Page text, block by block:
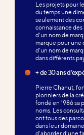
Les projets pour
du temps une
seulement des
connaissance
d’un nom de
marque pour
d’un nom de
dans différents
+ de 30 ans
Pierre Chanut,
pionniers de la
fondé en 1986 sa
noms. Les
ont tous des
dans leur
d’aborder d’une